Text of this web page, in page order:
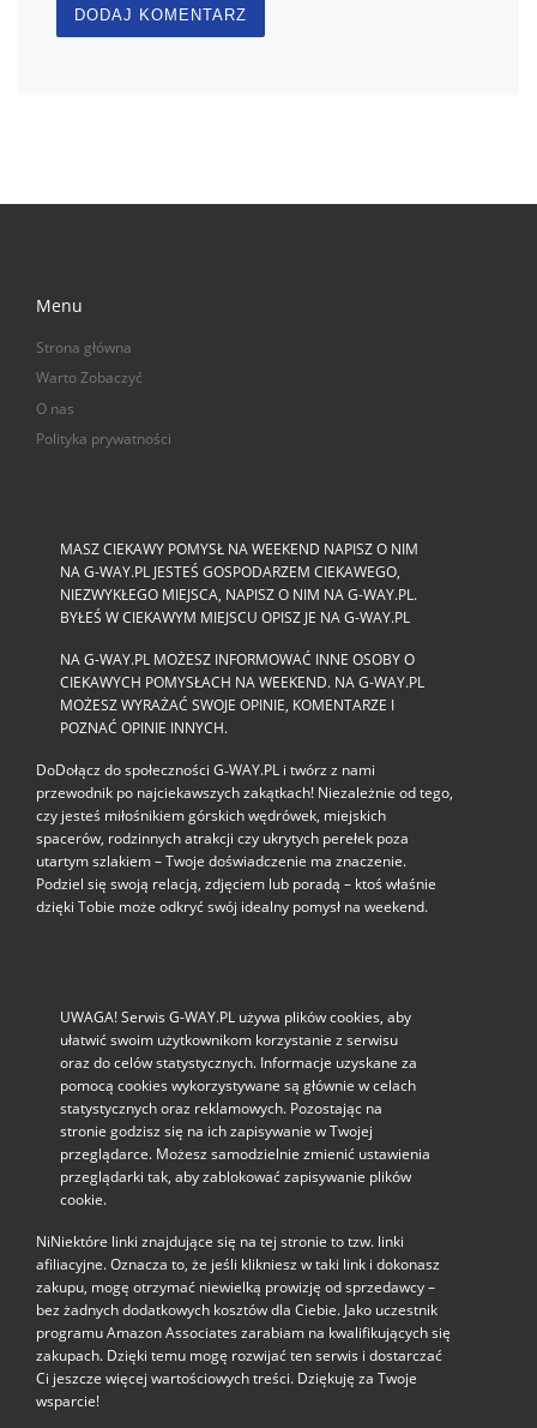
Menu
Strona główna
Warto Zobaczyć
O nas
Polityka prywatności
MASZ CIEKAWY POMYSŁ NA WEEKEND NAPISZ O NIM
NA G-WAY.PL JESTEŚ GOSPODARZEM CIEKAWEGO,
NIEZWYKŁEGO MIEJSCA, NAPISZ O NIM NA G-WAY.PL.
BYŁEŚ W CIEKAWYM MIEJSCU OPISZ JE NA G-WAY.PL
NA G-WAY.PL MOŻESZ INFORMOWAĆ INNE OSOBY O
CIEKAWYCH POMYSŁACH NA WEEKEND. NA G-WAY.PL
MOŻESZ WYRAŻAĆ SWOJE OPINIE, KOMENTARZE I
POZNAĆ OPINIE INNYCH.
DoDołącz do społeczności G‑WAY.PL i twórz z nami
przewodnik po najciekawszych zakątkach! Niezależnie od tego,
czy jesteś miłośnikiem górskich wędrówek, miejskich
spacerów, rodzinnych atrakcji czy ukrytych perełek poza
utartym szlakiem – Twoje doświadczenie ma znaczenie.
Podziel się swoją relacją, zdjęciem lub poradą – ktoś właśnie
dzięki Tobie może odkryć swój idealny pomysł na weekend.
UWAGA! Serwis G-WAY.PL używa plików cookies, aby
ułatwić swoim użytkownikom korzystanie z serwisu
oraz do celów statystycznych. Informacje uzyskane za
pomocą cookies wykorzystywane są głównie w celach
statystycznych oraz reklamowych. Pozostając na
stronie godzisz się na ich zapisywanie w Twojej
przeglądarce. Możesz samodzielnie zmienić ustawienia
przeglądarki tak, aby zablokować zapisywanie plików
cookie.
NiNiektóre linki znajdujące się na tej stronie to tzw. linki
afiliacyjne. Oznacza to, że jeśli klikniesz w taki link i dokonasz
zakupu, mogę otrzymać niewielką prowizję od sprzedawcy –
bez żadnych dodatkowych kosztów dla Ciebie. Jako uczestnik
programu Amazon Associates zarabiam na kwalifikujących się
zakupach. Dzięki temu mogę rozwijać ten serwis i dostarczać
Ci jeszcze więcej wartościowych treści. Dziękuję za Twoje
wsparcie!